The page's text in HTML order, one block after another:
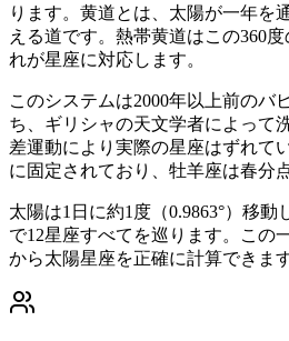
ります。黄道とは、太陽が一年を
える道です。熱帯黄道はこの360
れが星座に対応します。
このシステムは2000年以上前のバ
ち、ギリシャの天文学者によって
差運動により実際の星座はずれて
に固定されており、牡羊座は春分
太陽は1日に約1度（0.9863°）移動
で12星座すべてを巡ります。この
から太陽星座を正確に計算できます